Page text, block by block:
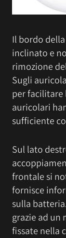
Il bordo
inclinato e
rimozione
Sugli
per facilitare
auricolari
sufficiente
Sul lato
frontale si
fornisce
sulla
grazie ad un
fissate nella